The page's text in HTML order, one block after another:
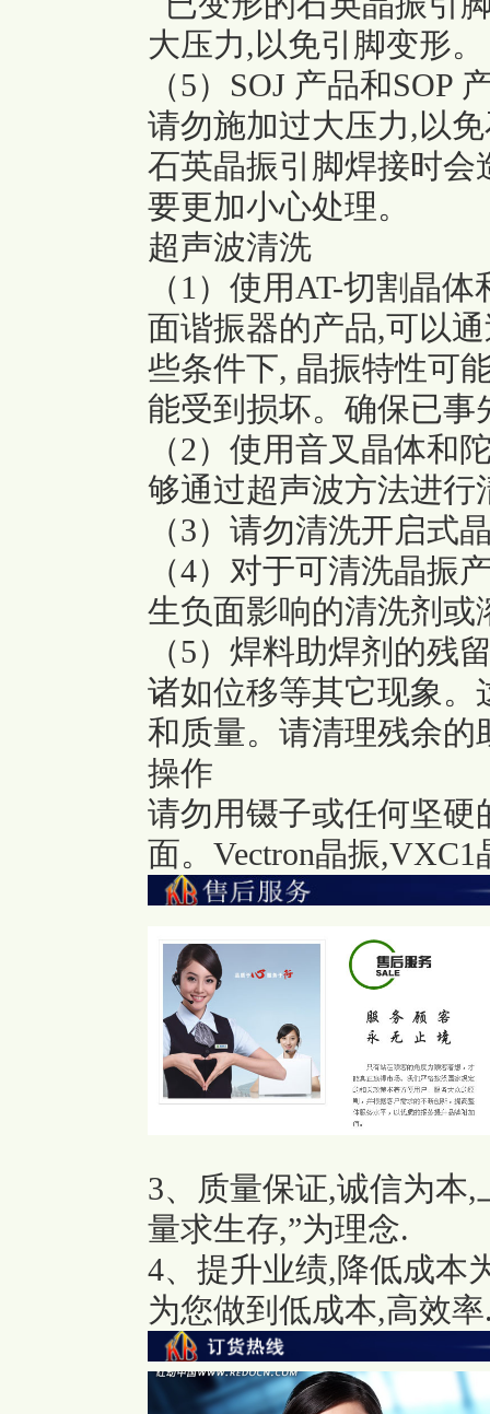
大压力,以免引脚变形。
（5）SOJ 产品和SOP
请勿施加过大压力,以
石英晶振引脚焊接时会
要更加小心处理。
超声波清洗
（1）使用AT-切割晶体
面谐振器的产品,可以
些条件下, 晶振特性可
能受到损坏。确保已
（2）使用音叉晶体和
够通过超声波方法进
（3）请勿清洗开启式
（4）对于可清洗晶振
生负面影响的清洗剂或
（5）焊料助焊剂的残
诸如位移等其它现象
和质量。请清理残余的
操作
请勿用镊子或任何坚
面。 Vectron晶振
3、质量保证,诚信为本
量求生存,”为理念.
4、提升业绩,降低成本
为您做到低成本,高效